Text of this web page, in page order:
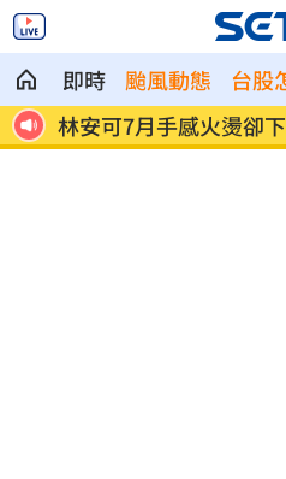
即時 颱風動態 台股
因 ATEEZ藍毯突跳震胸舞